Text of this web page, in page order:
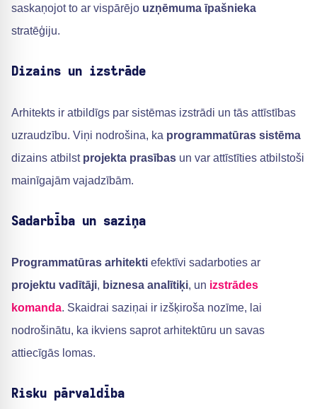
saskaņojot to ar vispārējo uzņēmuma īpašnieka
stratēģiju.
Dizains un izstrāde
Arhitekts ir atbildīgs par sistēmas izstrādi un tās attīstības
uzraudzību. Viņi nodrošina, ka programmatūras sistēma
dizains atbilst projekta prasības un var attīstīties atbilstoši
mainīgajām vajadzībām.
Sadarbība un saziņa
Programmatūras arhitekti efektīvi sadarboties ar
projektu vadītāji, biznesa analītiķi, un izstrādes
komanda. Skaidrai saziņai ir izšķiroša nozīme, lai
nodrošinātu, ka ikviens saprot arhitektūru un savas
attiecīgās lomas.
Risku pārvaldība